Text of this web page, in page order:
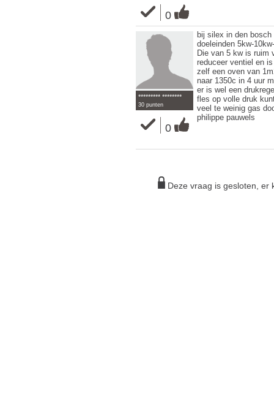
0
********* ********
30 punten
0
bij silex in den
doeleinden 5kw-
Die van 5 kw is ruim
reduceer ventiel en
zelf een oven van
naar 1350c in 4 uur
er is wel een
fles op volle druk
veel te weinig gas
philippe pauwels
Deze vraag is gesloten, er